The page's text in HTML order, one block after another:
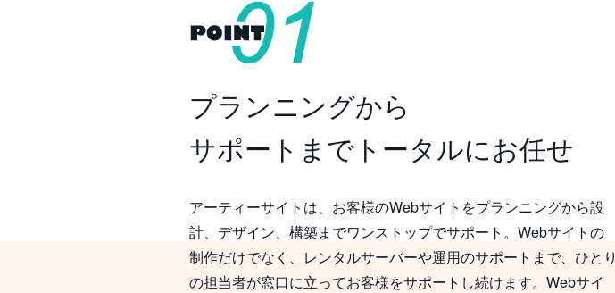
プランニングから
サポートまでトータルにお任せ
アーティーサイトは、お客様のWebサイトをプランニングから設
計、デザイン、構築までワンストップでサポート。Webサイトの
制作だけでなく、レンタルサーバーや運用のサポートまで、ひとり
の担当者が窓口に立ってお客様をサポートし続けます。Webサイ